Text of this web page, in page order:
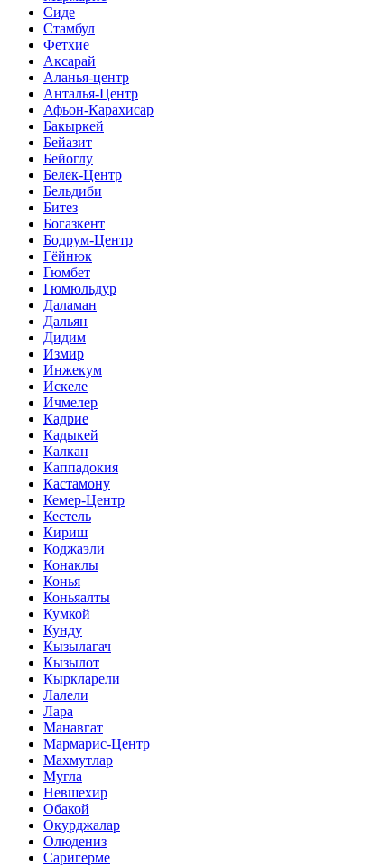
Сиде
Стамбул
Фетхие
Аксарай
Аланья-центр
Анталья-Центр
Афьон-Карахисар
Бакыркей
Бейазит
Бейоглу
Белек-Центр
Бельдиби
Битез
Богазкент
Бодрум-Центр
Гёйнюк
Гюмбет
Гюмюльдур
Даламан
Дальян
Дидим
Измир
Инжекум
Искеле
Ичмелер
Кадрие
Кадыкей
Калкан
Каппадокия
Кастамону
Кемер-Центр
Кестель
Кириш
Коджаэли
Конаклы
Конья
Коньяалты
Кумкой
Кунду
Кызылагач
Кызылот
Кыркларели
Лалели
Лара
Манавгат
Мармарис-Центр
Махмутлар
Мугла
Невшехир
Обакой
Окурджалар
Олюдениз
Саригерме